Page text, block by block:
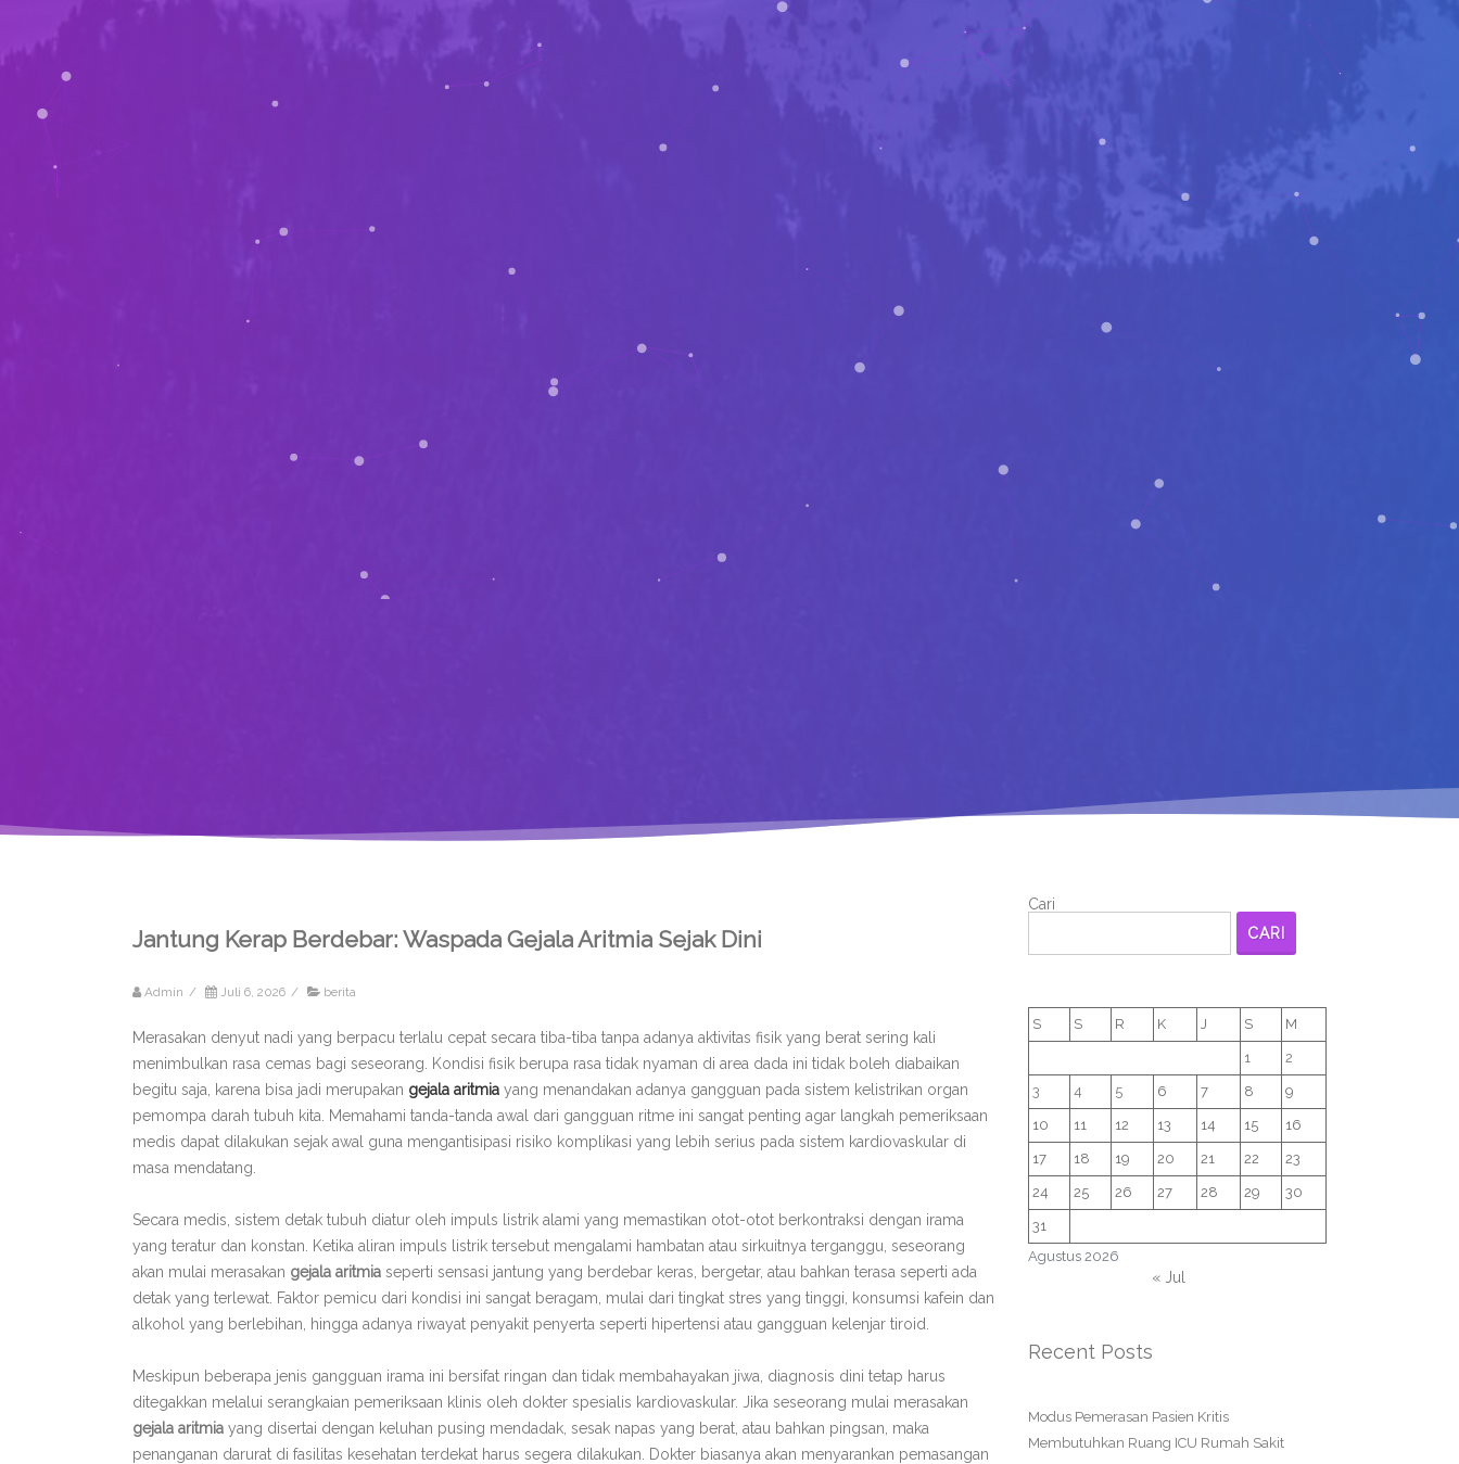
Jantung Kerap Berdebar: Waspada Gejala Aritmia Sejak Dini
Admin / Juli 6, 2026 / berita
Merasakan denyut nadi yang berpacu terlalu cepat secara tiba-tiba tanpa adanya aktivitas fisik yang berat sering kali
menimbulkan rasa cemas bagi seseorang. Kondisi fisik berupa rasa tidak nyaman di area dada ini tidak boleh diabaikan
begitu saja, karena bisa jadi merupakan gejala aritmia yang menandakan adanya gangguan pada sistem kelistrikan organ
pemompa darah tubuh kita. Memahami tanda-tanda awal dari gangguan ritme ini sangat penting agar langkah pemeriksaan
medis dapat dilakukan sejak awal guna mengantisipasi risiko komplikasi yang lebih serius pada sistem kardiovaskular di
masa mendatang.
Secara medis, sistem detak tubuh diatur oleh impuls listrik alami yang memastikan otot-otot berkontraksi dengan irama
yang teratur dan konstan. Ketika aliran impuls listrik tersebut mengalami hambatan atau sirkuitnya terganggu, seseorang
akan mulai merasakan gejala aritmia seperti sensasi jantung yang berdebar keras, bergetar, atau bahkan terasa seperti ada
detak yang terlewat. Faktor pemicu dari kondisi ini sangat beragam, mulai dari tingkat stres yang tinggi, konsumsi kafein dan
alkohol yang berlebihan, hingga adanya riwayat penyakit penyerta seperti hipertensi atau gangguan kelenjar tiroid.
Meskipun beberapa jenis gangguan irama ini bersifat ringan dan tidak membahayakan jiwa, diagnosis dini tetap harus
ditegakkan melalui serangkaian pemeriksaan klinis oleh dokter spesialis kardiovaskular. Jika seseorang mulai merasakan
gejala aritmia yang disertai dengan keluhan pusing mendadak, sesak napas yang berat, atau bahkan pingsan, maka
penanganan darurat di fasilitas kesehatan terdekat harus segera dilakukan. Dokter biasanya akan menyarankan pemasangan
Cari
CARI
Agustus 2026
S S R K J S M
1 2
3 4 5 6 7 8 9
10 11 12 13 14 15 16
17 18 19 20 21 22 23
24 25 26 27 28 29 30
31
« Jul
Recent Posts
Modus Pemerasan Pasien Kritis
Membutuhkan Ruang ICU Rumah Sakit